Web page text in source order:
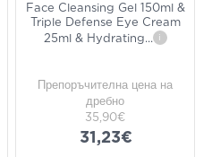
Face Cleansing Gel 150ml &
Triple Defense Eye Cream
25ml & Hydrating... i
Препоръчителна цена на
дребно
35,90€
31,23€